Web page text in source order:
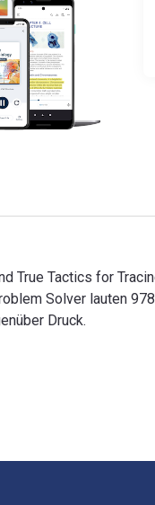
True Tactics for
Solver lauten
Druck.